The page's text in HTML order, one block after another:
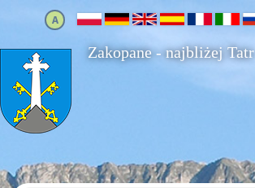
A
Strona główna Zakopane - najbliżej Tatr